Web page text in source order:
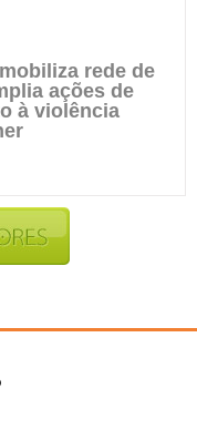
rede de
ações de
à violência